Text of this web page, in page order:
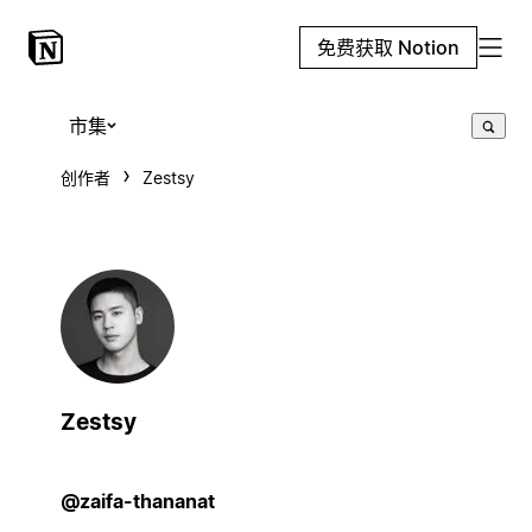
免费获取 Notion
市集
创作者 Zestsy
Zestsy
@zaifa-thananat